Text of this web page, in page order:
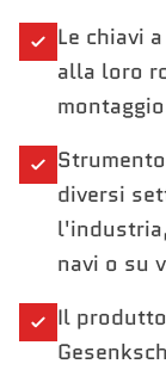
Le chiavi
alla loro
diversi
navi o su
Il